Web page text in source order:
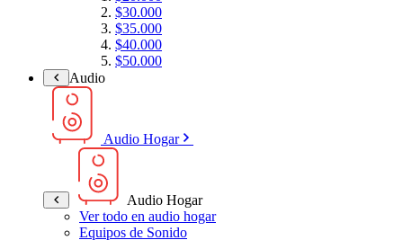
$30.000
$35.000
$40.000
$50.000
Audio
Audio Hogar
Audio Hogar
Ver todo en audio hogar
Equipos de Sonido